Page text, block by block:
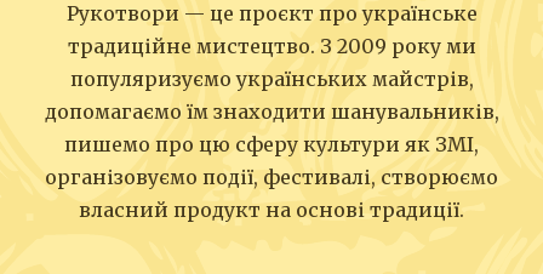
Рукотвори — це проєкт про українське
традиційне мистецтво. З 2009 року ми
популяризуємо українських майстрів,
допомагаємо їм знаходити шанувальників,
пишемо про цю сферу культури як ЗМІ,
організовуємо події, фестивалі, створюємо
власний продукт на основі традиції.